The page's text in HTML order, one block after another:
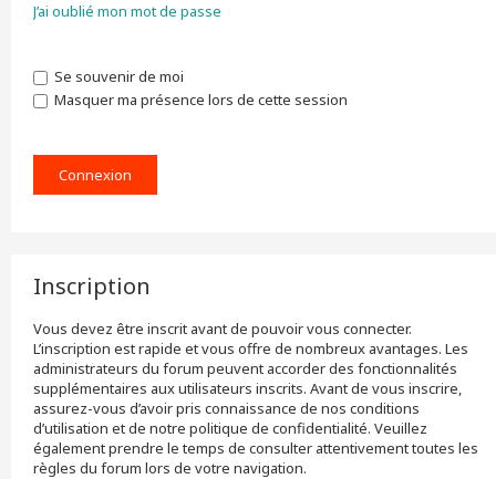
J’ai oublié mon mot de passe
Se souvenir de moi
Masquer ma présence lors de cette session
Inscription
Vous devez être inscrit avant de pouvoir vous connecter.
L’inscription est rapide et vous offre de nombreux avantages. Les
administrateurs du forum peuvent accorder des fonctionnalités
supplémentaires aux utilisateurs inscrits. Avant de vous inscrire,
assurez-vous d’avoir pris connaissance de nos conditions
d’utilisation et de notre politique de confidentialité. Veuillez
également prendre le temps de consulter attentivement toutes les
règles du forum lors de votre navigation.